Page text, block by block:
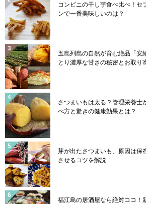
コンビニの干し芋食べ比べ！セ
ンで一番美味しいのは？
五島列島の自然が育む絶品「安
とり濃厚な甘さの秘密とお取り
さつまいもは太る？管理栄養士
べ方と驚きの健康効果とは？
芽が出たさつまいも、原因は保
させるコツを解説
福江島の居酒屋なら絶対ココ！